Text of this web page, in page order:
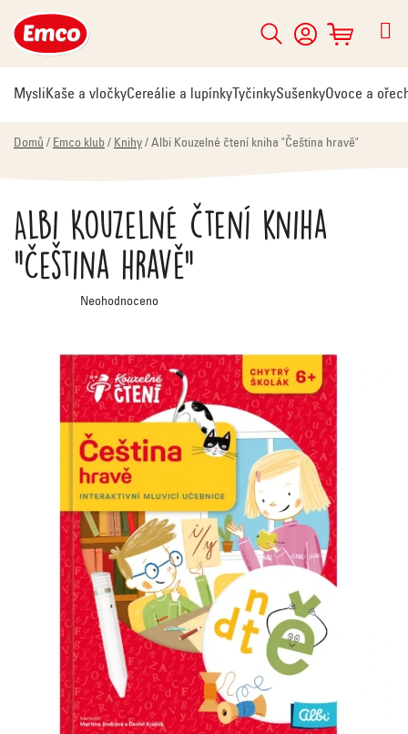
na
obsah
Hledat
NÁKUPNÍ
KOŠÍK
MysliKaše a vločkyCereálie a lupínky TyčinkySušenkyOvoce a
Domů / Emco klub / Knihy / Albi Kouzelné čtení kniha "Čeština hravě"
Albi Kouzelné čtení kniha
"Čeština hravě"
Průměrné
hodnocení
5
hvězdiček.
Neohodnoceno